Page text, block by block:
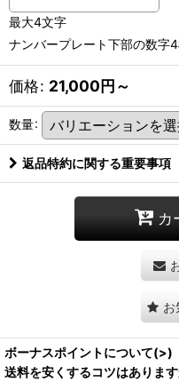
最大4文字
ナンバープレート下部の数字
価格: 21,000円～
数量:
返品特約に関する重要事項
カ
お
ボーナスポイントについて(>)
送料を安くするコツはありま